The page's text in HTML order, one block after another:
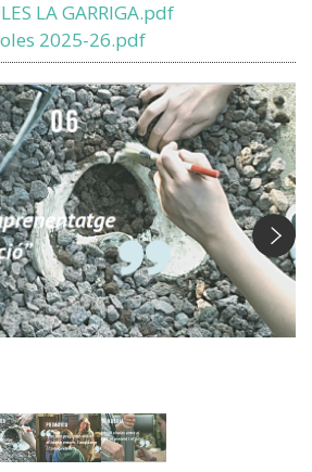
LA GARRIGA.pdf
2025-26.pdf